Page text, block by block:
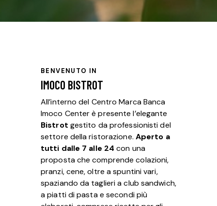
BENVENUTO IN
IMOCO BISTROT
All’interno del Centro Marca Banca
Imoco Center è presente l’elegante
Bistrot gestito da professionisti del
settore della ristorazione. Aperto a
tutti dalle 7 alle 24 con una
proposta che comprende colazioni,
pranzi, cene, oltre a spuntini vari,
spaziando da taglieri a club sandwich,
a piatti di pasta e secondi più